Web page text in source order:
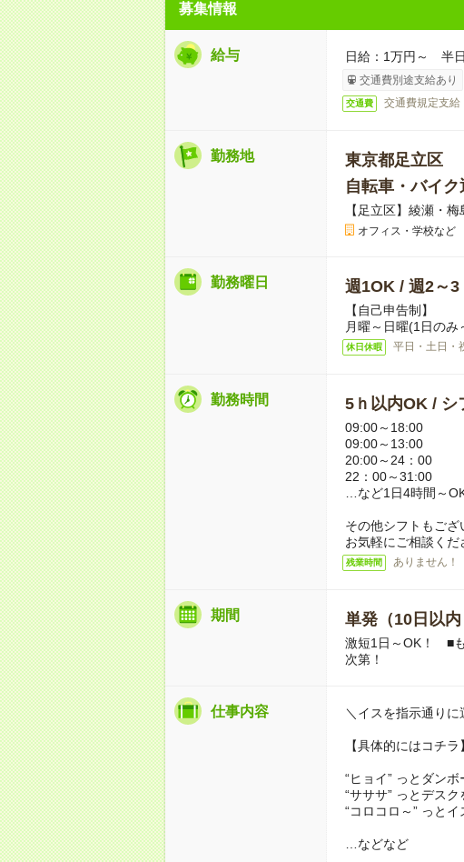
募集情報
給与 日給：1万円～ 半
交通費別途支給あり
交通費 交通費規定支給
勤務地
東京都足立区
自転車・バイ
【足立区】綾瀬・
オフィス・学校など
勤務曜日 週1OK / 週2～3
【自己申告制】
月曜～日曜(1日のみ
休日休暇 平日・土日・
勤務時間 5ｈ以内OK / シ
09:00～18:00
09:00～13:00
20:00～24：00
22：00～31:00
…など1日4時間～
その他シフトもござ
お気軽にご相談くだ
残業時間 ありません！
期間 単発（10日以内
激短1日～OK！ ■
次第！
仕事内容 ＼イスを指示通りに
【具体的にはコチラ】
“ヒョイ” っとダン
“サササ” っとデスク
“コロコロ～” っとイ
…などなど